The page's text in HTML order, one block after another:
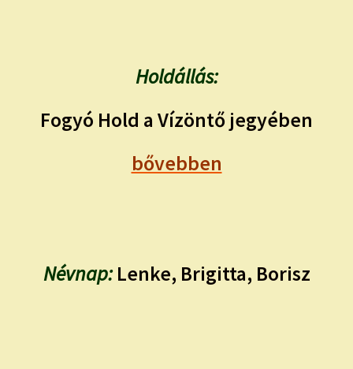
Holdállás:
Fogyó Hold a Vízöntő jegyében
bővebben
Névnap:Lenke, Brigitta, Borisz